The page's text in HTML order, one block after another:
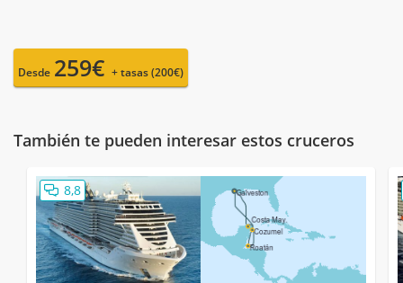
Desde 259€ + tasas (200€)
También te pueden interesar estos cruceros
8,8